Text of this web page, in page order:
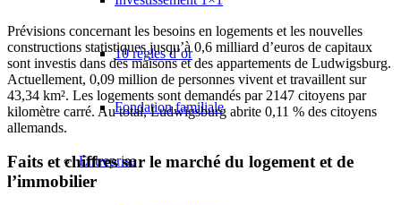
10 règles d’or
Fondation familiale
Entreprise
Prévisions concernant les besoins en logements et les nouvelles
constructions statistiques jusqu’à 0,6 milliard d’euros de capitaux
sont investis dans des maisons et des appartements de Ludwigsburg.
Actuellement, 0,09 million de personnes vivent et travaillent sur
43,34 km². Les logements sont demandés par 2147 citoyens par
kilomètre carré. Au total, Ludwigsburg abrite 0,11 % des citoyens
allemands.
Faits et chiffres sur le marché du logement et de
l’immobilier